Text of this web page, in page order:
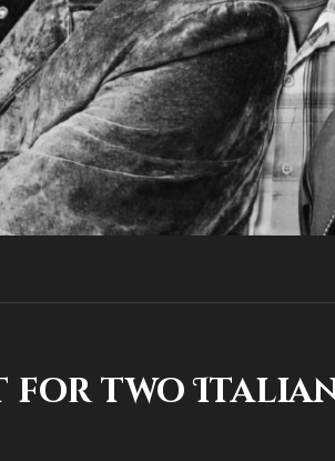
two Italian